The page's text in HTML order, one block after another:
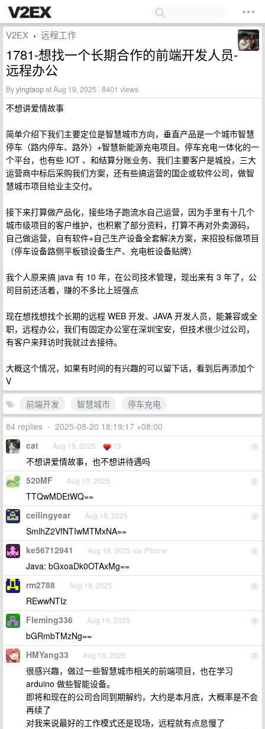
V2EX › 远程工作
1781-想找一个长期合作的前端开发人员-
远程办公
Byyingtaopat Aug 19, 2025 · 8401 views
不想讲爱情故事
简单介绍下我们主要定位是智慧城市方向，垂直产品是一个城市智慧
停车（路内停车、路外）+智慧新能源充电项目。停车充电一体化的一
个平台，也有些 IOT 、和结算分账业务、我们主要客户是城投，三大
运营商中标后采购我们方案，还有些搞运营的国企或软件公司，做智
慧城市项目给业主交付。
接下来打算做产品化，接些场子跑流水自己运营，因为手里有十几个
城市级项目的客户维护，也积累了部分资料，打算不再对外卖源码，
自己做运营，自有软件+自己生产设备全套解决方案，来招投标做项目
（停车设备路侧平板锁设备生产、充电桩设备贴牌）
我个人原来搞 java 有 10 年，在公司技术管理，现出来有 3 年了，公
司目前还活着，赚的不多比上班强点
现在想找想找个长期的远程 WEB 开发、JAVA 开发人员，能兼容或全
职，远程办公，我们有固定办公室在深圳宝安，但技术很少过公司，
有客户来拜访时我就过去接待。
大概这个情况，如果有时间的有兴趣的可以留下话，看到后再添加个
V
前端开发
智慧城市
停车充电
84 replies • 2025-08-20 18:19:17 +08:00
1
cat Aug 19, 2025 13
不想讲爱情故事，也不想讲待遇吗
2
520MF Aug 19, 2025
TTQwMDEtWQ==
3
ceilingyear Aug 19, 2025
SmlhZ2VfNTIwMTMxNA==
4
ke56712941 Aug 19, 2025 via iPhone
Java: bGxoaDk0OTAxMg==
5
rm2788 Aug 19, 2025
REwwNTIz
6
Fleming336 Aug 19, 2025
bGRmbTMzNg==
7
HMYang33 Aug 19, 2025
很感兴趣，做过一些智慧城市相关的前端项目，也在学习
arduino 做些智能设备。
即将和现在的公司合同到期解约，大约是本月底，大概率是不会
再续了
对我来说最好的工作模式还是现场，远程就有点怠慢了